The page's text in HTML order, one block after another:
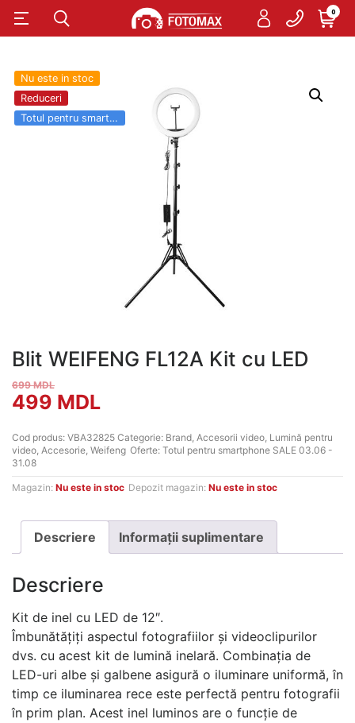
0
Nu este in stoc
Reduceri
Totul pentru smartphone SALE 03.06 - 31.08
Blit WEIFENG FL12A Kit cu LED
699MDL
Prețul
inițial
a
fost:
699 MDL.
499 MDLPrețul
curent
este:
499 MDL.
Cod produs: VBA32825 Categorie: Brand, Accesorii video, Lumină pentru
video, Accesorie, Weifeng Oferte: Totul pentru smartphone SALE 03.06 -
31.08
Magazin: Nu este in stoc Depozit magazin: Nu este in stoc
Descriere Informații suplimentare
Descriere
Kit de inel cu LED de 12″.
Îmbunătățiți aspectul fotografiilor și videoclipurilor
dvs. cu acest kit de lumină inelară. Combinația de
LED-uri albe și galbene asigură o iluminare uniformă, în
timp ce iluminarea rece este perfectă pentru fotografii
în prim plan. Acest inel luminos are o funcție de